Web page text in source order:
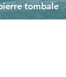
tombale